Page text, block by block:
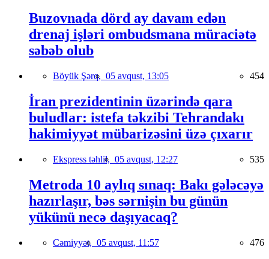
Buzovnada dörd ay davam edən
drenaj işləri ombudsmana müraciətə
səbəb olub
Böyük Şərq, 05 avqust, 13:05 454
İran prezidentinin üzərində qara
buludlar: istefa təkzibi Tehrandakı
hakimiyyət mübarizəsini üzə çıxarır
Ekspress təhlil, 05 avqust, 12:27 535
Metroda 10 aylıq sınaq: Bakı gələcəyə
hazırlaşır, bəs sərnişin bu günün
yükünü necə daşıyacaq?
Cəmiyyət, 05 avqust, 11:57 476